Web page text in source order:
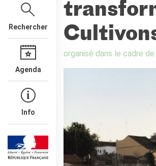
Rechercher
Agenda
Info
Étudier en France
LE PALAIS FARNÈSE
Contacts
Offres d'emplois/stages
organisé dans le cadre de